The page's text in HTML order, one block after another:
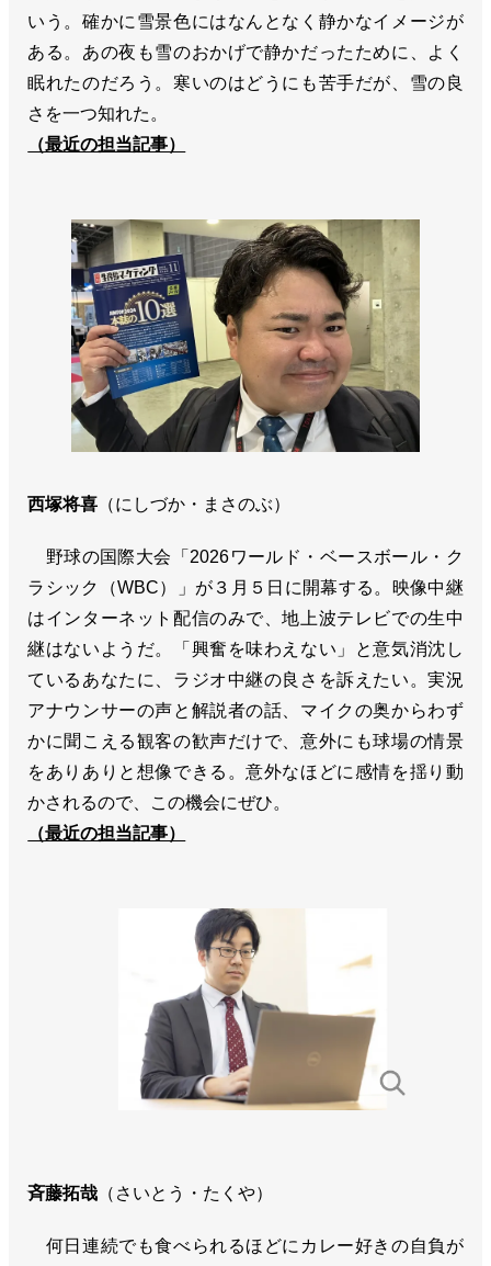
いう。確かに雪景色にはなんとなく静かなイメージが
ある。あの夜も雪のおかげで静かだったために、よく
眠れたのだろう。寒いのはどうにも苦手だが、雪の良
さを一つ知れた。
（最近の担当記事）
西塚将喜 （にしづか・まさのぶ）
野球の国際大会「2026ワールド・ベースボール・ク
ラシック（WBC）」が３月５日に開幕する。映像中継
はインターネット配信のみで、地上波テレビでの生中
継はないようだ。「興奮を味わえない」と意気消沈し
ているあなたに、ラジオ中継の良さを訴えたい。実況
アナウンサーの声と解説者の話、マイクの奥からわず
かに聞こえる観客の歓声だけで、意外にも球場の情景
をありありと想像できる。意外なほどに感情を揺り動
かされるので、この機会にぜひ。
（最近の担当記事）
斉藤拓哉 （さいとう・たくや）
何日連続でも食べられるほどにカレー好きの自負が